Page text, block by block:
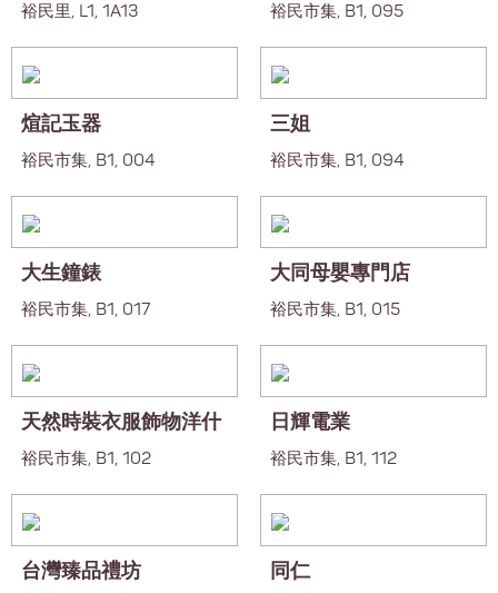
裕民里, L1, 1A13 裕民市集, B1, 095
煊記玉器
裕民市集, B1, 004
三姐
裕民市集, B1, 094
大生鐘錶
裕民市集, B1, 017
大同母嬰專門店
裕民市集, B1, 015
天然時裝衣服飾物洋什
裕民市集, B1, 102
日輝電業
裕民市集, B1, 112
台灣臻品禮坊 同仁